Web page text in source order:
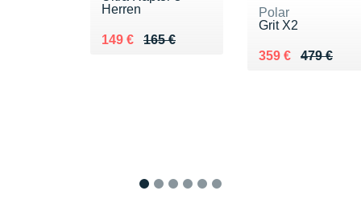
Herren
165 €
Au lieu de 165 €
149 €
Vendu 149 €
Polar
Grit X2
479 €
Au lieu de 479 €
359 €
Vendu 359 €